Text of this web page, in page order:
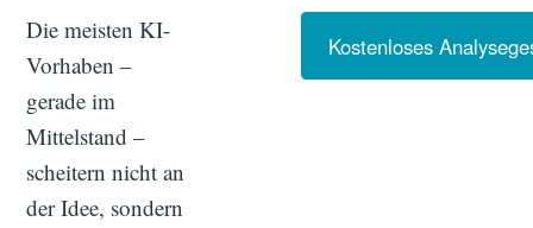
Die meisten KI-
Vorhaben –
gerade im
Mittelstand –
scheitern nicht an
der Idee, sondern
Kostenloses